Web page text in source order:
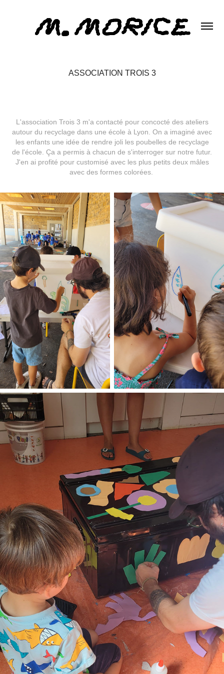
ASSOCIATION TROIS 3
L'association Trois 3 m'a contacté pour concocté des ateliers
autour du recyclage dans une école à Lyon. On a imaginé avec
les enfants une idée de rendre joli les poubelles de recyclage
de l'école. Ça a permis à chacun de s'interroger sur notre futur.
J'en ai profité pour customisé avec les plus petits deux mâles
avec des formes colorées.